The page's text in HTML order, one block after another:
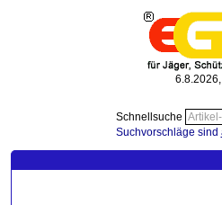
Schnellsuche
Suchvorschläge sind